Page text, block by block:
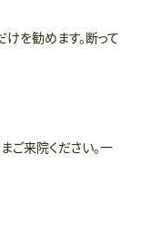
を勧めます。断って
ご来院ください。一